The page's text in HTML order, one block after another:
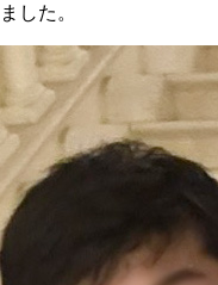
した。